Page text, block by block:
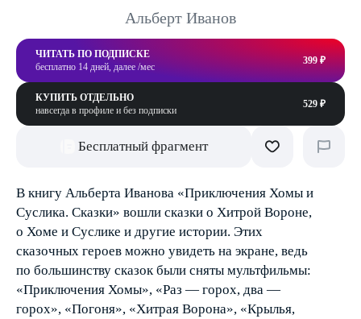
Альберт Иванов
ЧИТАТЬ ПО ПОДПИСКЕ
бесплатно 14 дней, далее /мес
399 ₽
КУПИТЬ ОТДЕЛЬНО
навсегда в профиле и без подписки
529 ₽
Бесплатный фрагмент
В книгу Альберта Иванова «Приключения Хомы и
Суслика. Сказки» вошли сказки о Хитрой Вороне,
о Хоме и Суслике и другие истории. Этих
сказочных героев можно увидеть на экране, ведь
по большинству сказок были сняты мультфильмы:
«Приключения Хомы», «Раз — горох, два —
горох», «Погоня», «Хитрая Ворона», «Крылья,